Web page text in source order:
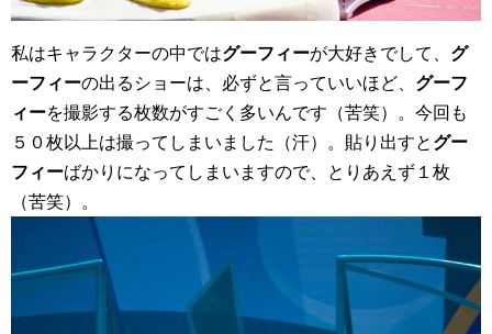
私はキャラクターの中ではグーフィーが大好きでして、 グ
ーフィーの出るショーは、必ずと言っていいほど、 グーフ
ィーを撮影する枚数がすごく多いんです（苦笑）。今回も
５０枚以上は撮ってしまいました（汗）。貼り出すと グー
フィーばかりになってしまいますので、とりあえず１枚
（苦笑）。